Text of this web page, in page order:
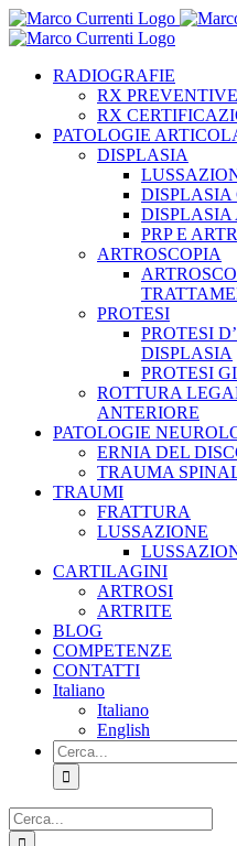
Salta
al
RADIOGRAFIE
RX PREVENTIVE
RX
PATOLOGIE
DISPLASIA
DISPLASIA
DISPLASIA
PRP E
ARTROSCOPIA
PROTESI
PROTESI
DISPLASIA
PROTESI
ROTTURA
ANTERIORE
PATOLOGIE
ERNIA DEL
TRAUMA
TRAUMI
FRATTURA
LUSSAZIONE
CARTILAGINI
ARTROSI
ARTRITE
BLOG
COMPETENZE
CONTATTI
Italiano
Italiano
English
Cerca
per:
Cerca
per: